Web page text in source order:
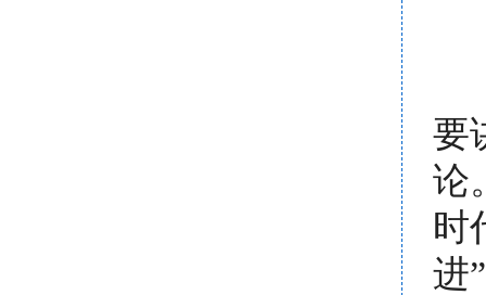
要
论
时
进